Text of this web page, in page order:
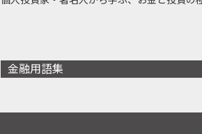
金融用語集